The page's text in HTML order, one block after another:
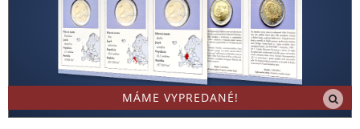
MÁME VYPREDANÉ!